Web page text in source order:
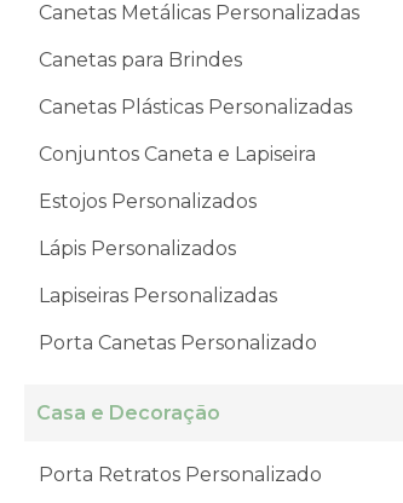
Canetas Metálicas Personalizadas
Canetas para Brindes
Canetas Plásticas Personalizadas
Conjuntos Caneta e Lapiseira
Estojos Personalizados
Lápis Personalizados
Lapiseiras Personalizadas
Porta Canetas Personalizado
Casa e Decoração
Porta Retratos Personalizado